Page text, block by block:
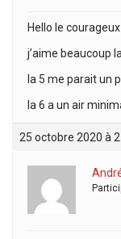
Hello le courageux
j’aime beaucoup
la 5 me parait un
la 6 a un air
25 octobre 2020 à